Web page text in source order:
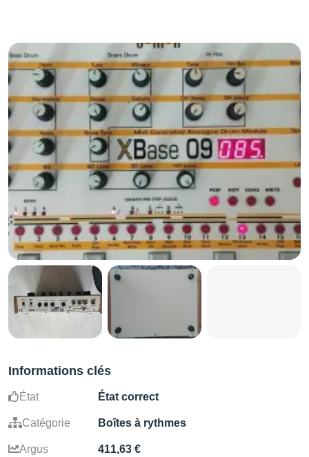
Informations clés
État État correct
Catégorie Boîtes à rythmes
Argus 411,63 €